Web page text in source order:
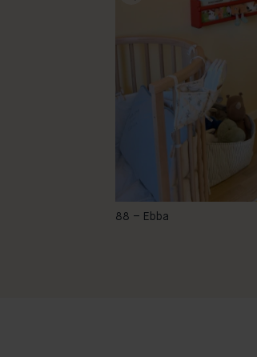
88 – Ebba